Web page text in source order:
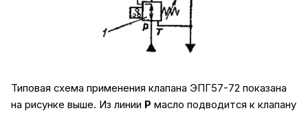
Типовая схема применения клапана ЭПГ57-72 показана
на рисунке выше. Из линии Р масло подводится к клапану